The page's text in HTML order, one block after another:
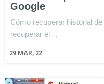
Google
29 MAR, 22
Cómo recuperar historial
recuperar el…